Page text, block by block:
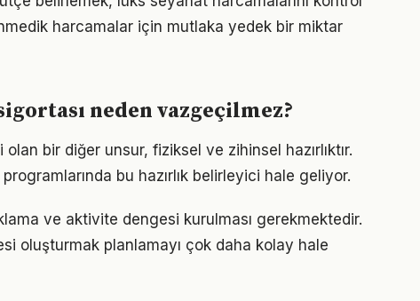
harcamalar için mutlaka yedek bir miktar
neden vazgeçilmez?
bir diğer unsur, fiziksel ve zihinsel hazırlıktır.
bu hazırlık belirleyici hale geliyor.
ve aktivite dengesi kurulması gerekmektedir.
oluşturmak planlamayı çok daha kolay hale